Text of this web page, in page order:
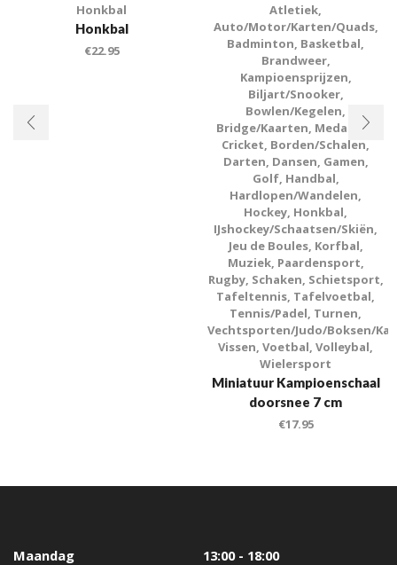
Honkbal
Honkbal
€22.95
Atletiek,
Auto/Motor/Karten/Quads,
Badminton, Basketbal,
Brandweer,
Kampioensprijzen,
Biljart/Snooker,
Bowlen/Kegelen,
Bridge/Kaarten, Medailles
Cricket, Borden/Schalen,
Darten, Dansen, Gamen,
Golf, Handbal,
Hardlopen/Wandelen,
Hockey, Honkbal,
IJshockey/Schaatsen/Skiën,
Jeu de Boules, Korfbal,
Muziek, Paardensport,
Rugby, Schaken, Schietsport,
Tafeltennis, Tafelvoetbal,
Tennis/Padel, Turnen,
Vechtsporten/Judo/Boksen/
Vissen, Voetbal, Volleybal,
Wielersport
Miniatuur Kampioenschaal
doorsnee 7 cm
€17.95
Maandag
13:00 - 18:00